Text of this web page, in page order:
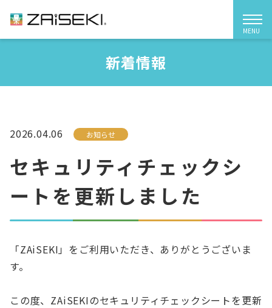
MENU
料金プラン
導入事例
よくあるご質問
お役立ち資料
新着情報
2026.04.06 お知らせ
セキュリティチェックシ
ートを更新しました
「ZAiSEKI」をご利用いただき、ありがとうございま
す。
この度、ZAiSEKIのセキュリティチェックシートを更新